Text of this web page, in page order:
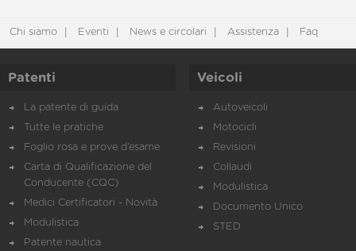
Chi siamo Eventi News e circolari Assistenza Faq
Patenti
La patente di guida
Tutte le pratiche
Foglio rosa e prove d’esame
Carta di Qualificazione del
Conducente (CQC)
Medici Certificatori - Novità
Modulistica
Patente nautica
Veicoli
Autoveicoli
Motocicli
Revisioni
Collaudi
Modulistica
Documento Unico
STED